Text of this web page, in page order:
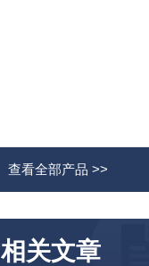
查看全部产品 >>
相关文章